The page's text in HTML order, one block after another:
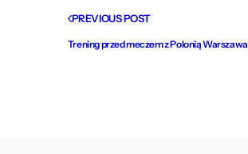
PREVIOUS POST
Trening przed meczem z Polonią Warszawa